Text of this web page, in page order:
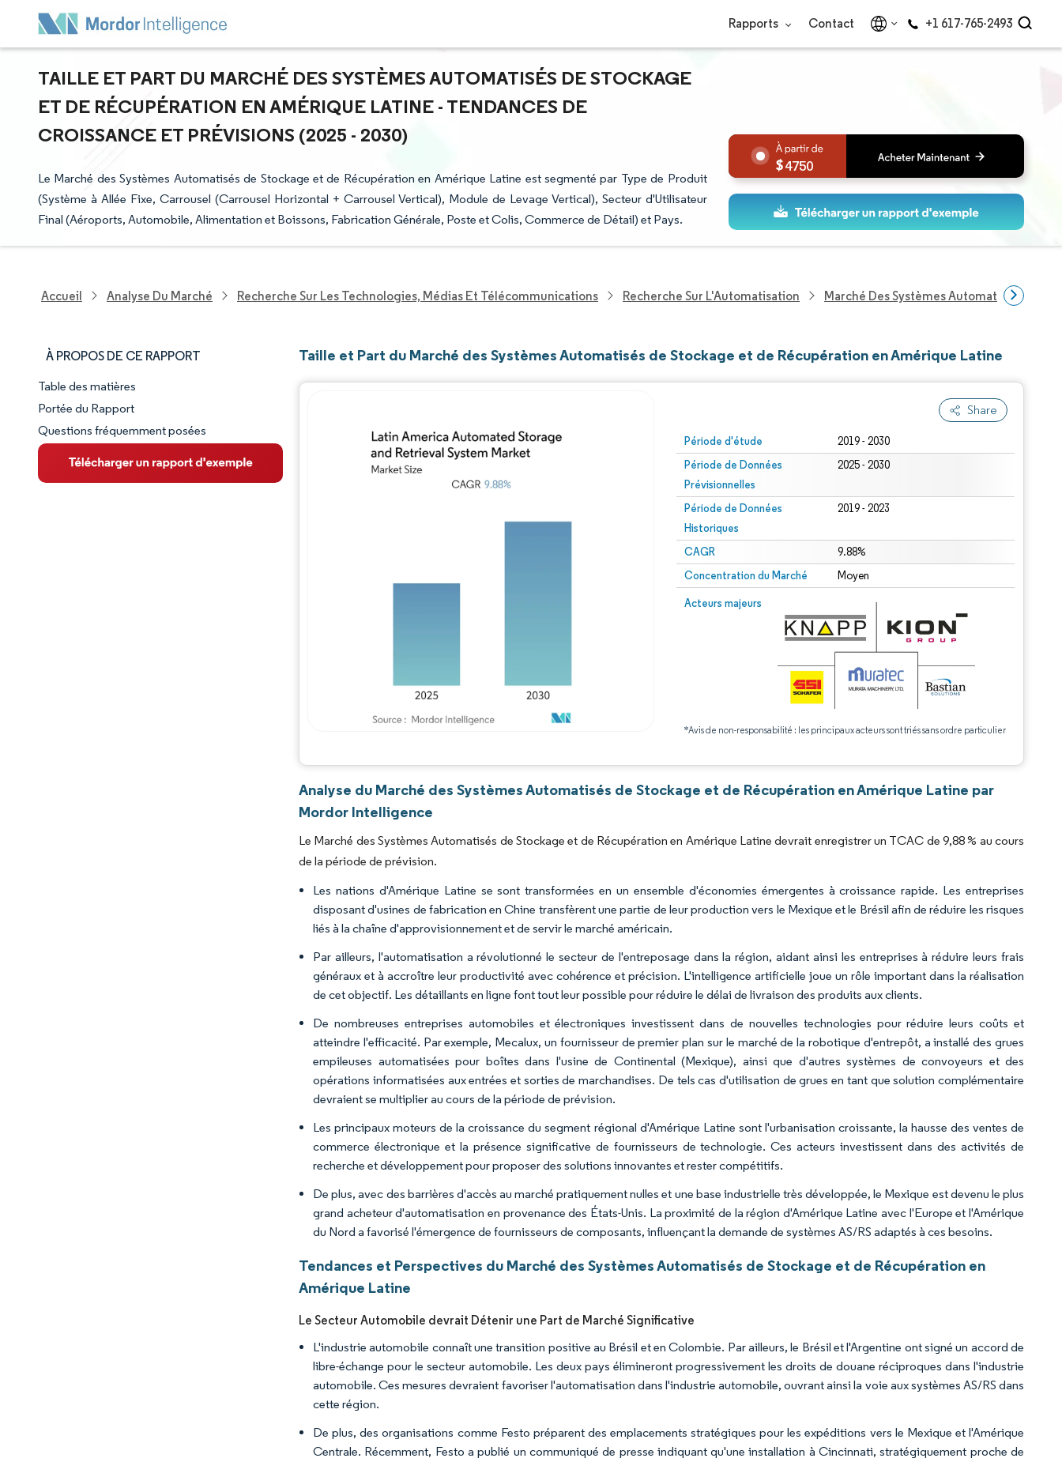
Rapports Contact +1 617-765-2493
TAILLE ET PART DU MARCHÉ DES SYSTÈMES AUTOMATISÉS DE STOCKAGE
ET DE RÉCUPÉRATION EN AMÉRIQUE LATINE - TENDANCES DE
CROISSANCE ET PRÉVISIONS (2025 - 2030)
Le Marché des Systèmes Automatisés de Stockage et de Récupération en Amérique Latine est segmenté par Type de Produit
(Système à Allée Fixe, Carrousel (Carrousel Horizontal + Carrousel Vertical), Module de Levage Vertical), Secteur d'Utilisateur
Final (Aéroports, Automobile, Alimentation et Boissons, Fabrication Générale, Poste et Colis, Commerce de Détail) et Pays.
4750
Accueil Analyse Du Marché Recherche Sur Les Technologies, Médias Et Télécommunications Recherche Sur L'Automatisation Marché Des Systèmes Automatisés De
À PROPOS DE CE RAPPORT
Aperçu du marché
VUE D’ENSEMBLE DU MARCHÉ
Principales tendances du marché
Table des matières
Portée du Rapport
Questions fréquemment posées
Taille et Part du Marché des Systèmes Automatisés de Stockage et de Récupération en Amérique Latine
Share
Période d'étude 2019 - 2030
Période de Données
Prévisionnelles
2025 - 2030
Période de Données
Historiques
2019 - 2023
CAGR 9.88%
Concentration du Marché Moyen
Acteurs majeurs
*Avis de non-responsabilité : les principaux acteurs sont triés sans ordre particulier
Analyse du Marché des Systèmes Automatisés de Stockage et de Récupération en Amérique Latine par
Mordor Intelligence
Le Marché des Systèmes Automatisés de Stockage et de Récupération en Amérique Latine devrait enregistrer un TCAC de 9,88 % au cours
de la période de prévision.
Les nations d'Amérique Latine se sont transformées en un ensemble d'économies émergentes à croissance rapide. Les entreprises
disposant d'usines de fabrication en Chine transfèrent une partie de leur production vers le Mexique et le Brésil afin de réduire les risques
liés à la chaîne d'approvisionnement et de servir le marché américain.
Par ailleurs, l'automatisation a révolutionné le secteur de l'entreposage dans la région, aidant ainsi les entreprises à réduire leurs frais
généraux et à accroître leur productivité avec cohérence et précision. L'intelligence artificielle joue un rôle important dans la réalisation
de cet objectif. Les détaillants en ligne font tout leur possible pour réduire le délai de livraison des produits aux clients.
De nombreuses entreprises automobiles et électroniques investissent dans de nouvelles technologies pour réduire leurs coûts et
atteindre l'efficacité. Par exemple, Mecalux, un fournisseur de premier plan sur le marché de la robotique d'entrepôt, a installé des grues
empileuses automatisées pour boîtes dans l'usine de Continental (Mexique), ainsi que d'autres systèmes de convoyeurs et des
opérations informatisées aux entrées et sorties de marchandises. De tels cas d'utilisation de grues en tant que solution complémentaire
devraient se multiplier au cours de la période de prévision.
Les principaux moteurs de la croissance du segment régional d'Amérique Latine sont l'urbanisation croissante, la hausse des ventes de
commerce électronique et la présence significative de fournisseurs de technologie. Ces acteurs investissent dans des activités de
recherche et développement pour proposer des solutions innovantes et rester compétitifs.
De plus, avec des barrières d'accès au marché pratiquement nulles et une base industrielle très développée, le Mexique est devenu le plus
grand acheteur d'automatisation en provenance des États-Unis. La proximité de la région d'Amérique Latine avec l'Europe et l'Amérique
du Nord a favorisé l'émergence de fournisseurs de composants, influençant la demande de systèmes AS/RS adaptés à ces besoins.
Tendances et Perspectives du Marché des Systèmes Automatisés de Stockage et de Récupération en
Amérique Latine
Le Secteur Automobile devrait Détenir une Part de Marché Significative
L'industrie automobile connaît une transition positive au Brésil et en Colombie. Par ailleurs, le Brésil et l'Argentine ont signé un accord de
libre-échange pour le secteur automobile. Les deux pays élimineront progressivement les droits de douane réciproques dans l'industrie
automobile. Ces mesures devraient favoriser l'automatisation dans l'industrie automobile, ouvrant ainsi la voie aux systèmes AS/RS dans
cette région.
De plus, des organisations comme Festo préparent des emplacements stratégiques pour les expéditions vers le Mexique et l'Amérique
Centrale. Récemment, Festo a publié un communiqué de presse indiquant qu'une installation à Cincinnati, stratégiquement proche de